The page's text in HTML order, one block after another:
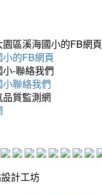
區溪海國小的FB網頁
的FB網頁
-聯絡我們
聯絡我們
質監測網
計工坊